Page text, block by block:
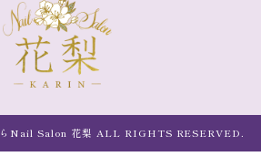
らNail Salon 花梨 ALL RIGHTS RESERVED.